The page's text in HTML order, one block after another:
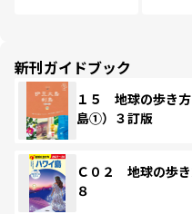
新刊ガイドブック
１５ 地球の歩き
島①）３訂版
Ｃ０２ 地球の歩
８